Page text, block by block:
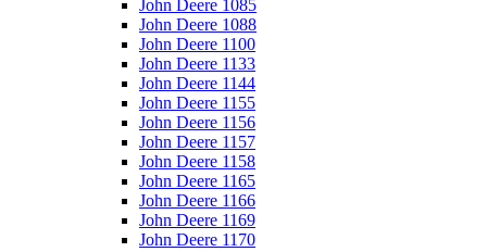
John Deere 1085
John Deere 1088
John Deere 1100
John Deere 1133
John Deere 1144
John Deere 1155
John Deere 1156
John Deere 1157
John Deere 1158
John Deere 1165
John Deere 1166
John Deere 1169
John Deere 1170